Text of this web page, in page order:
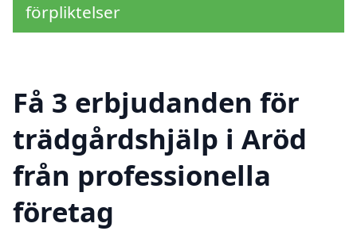
förpliktelser
Få 3 erbjudanden för
trädgårdshjälp i Aröd
från professionella
företag